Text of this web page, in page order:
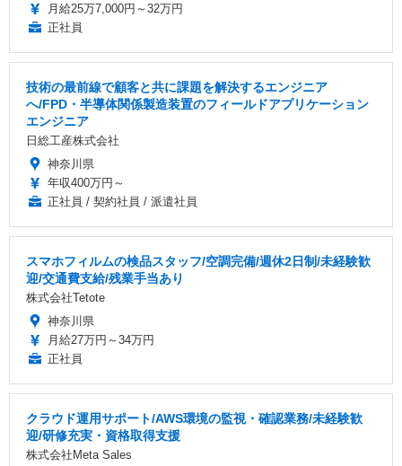
月給25万7,000円～32万円
正社員
技術の最前線で顧客と共に課題を解決するエンジニア
へ/FPD・半導体関係製造装置のフィールドアプリケーション
エンジニア
日総工産株式会社
神奈川県
年収400万円～
正社員 / 契約社員 / 派遣社員
スマホフィルムの検品スタッフ/空調完備/週休2日制/未経験歓
迎/交通費支給/残業手当あり
株式会社Tetote
神奈川県
月給27万円～34万円
正社員
クラウド運用サポート/AWS環境の監視・確認業務/未経験歓
迎/研修充実・資格取得支援
株式会社Meta Sales